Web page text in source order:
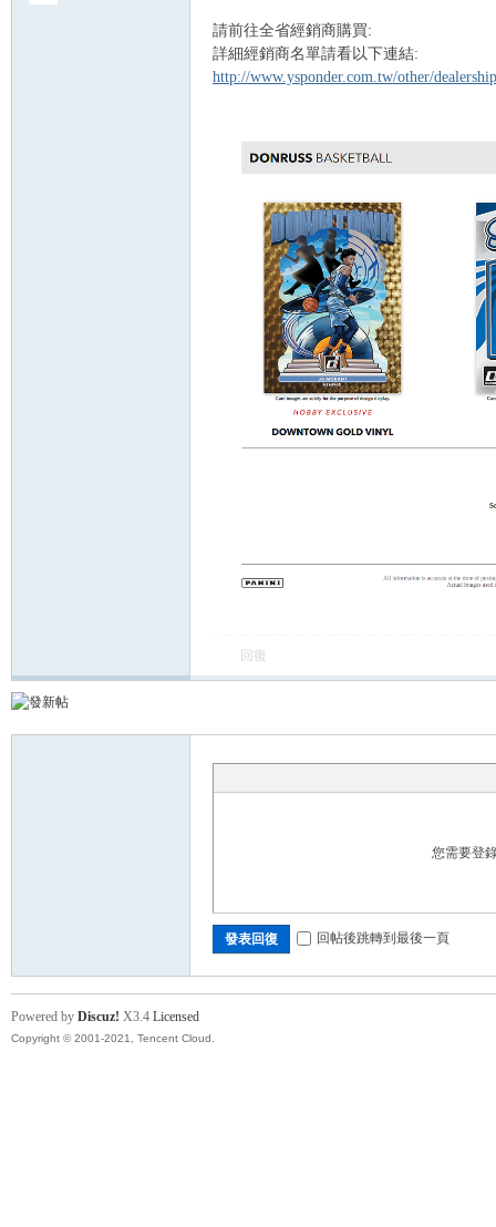
請前往全省經銷商購買:
詳細經銷商名單請看以下連結:
http://www.ysponder.com.tw/other/
回復
您需要登
發表回復 回帖後跳轉到最後一頁
Powered by Discuz! X3.4 Licensed
Copyright © 2001-2021, Tencent Cloud.